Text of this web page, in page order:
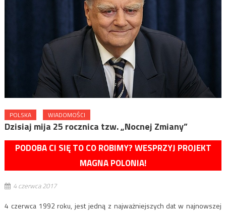
POLSKA WIADOMOŚCI
Dzisiaj mija 25 rocznica tzw. „Nocnej Zmiany”
PODOBA CI SIĘ TO CO ROBIMY? WESPRZYJ PROJEKT
MAGNA POLONIA!
4 czerwca 2017
4 czerwca 1992 roku, jest jedną z najważniejszych dat w najnowszej